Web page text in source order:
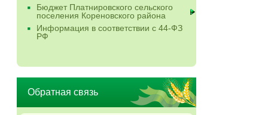
Бюджет Платнировского сельского
поселения Кореновского района
Информация в соответствии с 44-ФЗ
РФ
Обратная связь